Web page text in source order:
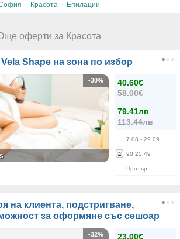
· Красота · Епилации
оферти за Красота
Shape на зона по избор
40.60€
58.00€
79.41лв
113.44лв
7.08 - 29.09
90:25:48
Център
-30%
на клиента, подстригване,
за оформяне със сешоар
23.00€
-32%